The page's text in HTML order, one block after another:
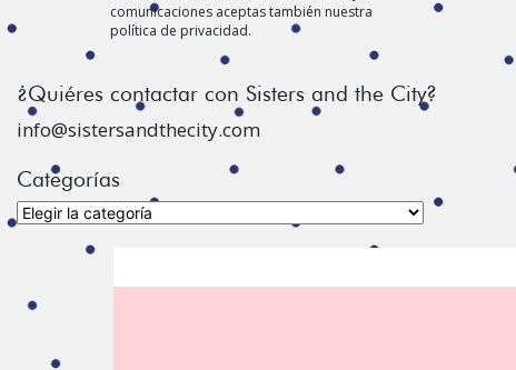
comunicaciones aceptas también nuestra
política de privacidad.
¿Quiéres contactar con Sisters and the City?
info@sistersandthecity.com
Categorías
Categorías